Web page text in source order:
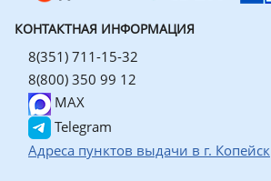
КОНТАКТНАЯ ИНФОРМАЦИЯ
8(351) 711-15-32
8(800) 350 99 12
MAX
Telegram
Адреса пунктов выдачи в г. Копейск